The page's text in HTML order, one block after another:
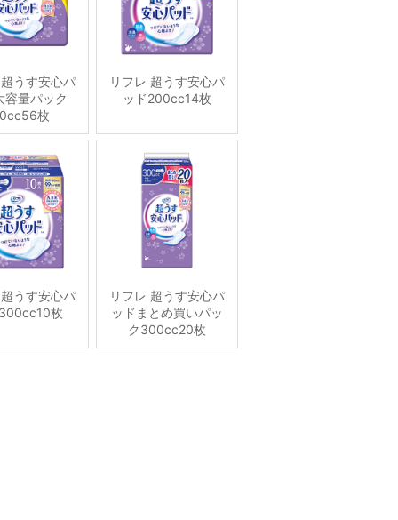
うす安心パ
容量パック
枚
リフレ 超うす安心パ
ッド200cc14枚
うす安心パ
枚
リフレ 超うす安心パ
ッドまとめ買いパッ
ク300cc20枚